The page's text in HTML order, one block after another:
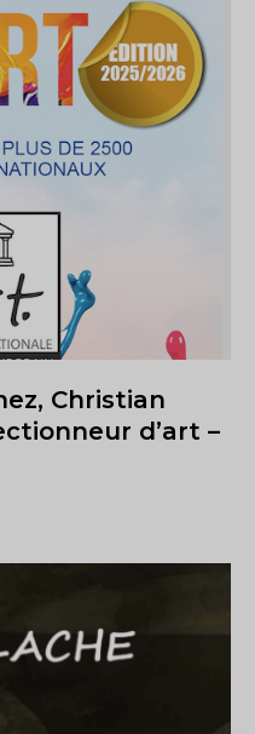
Christian
d’art –